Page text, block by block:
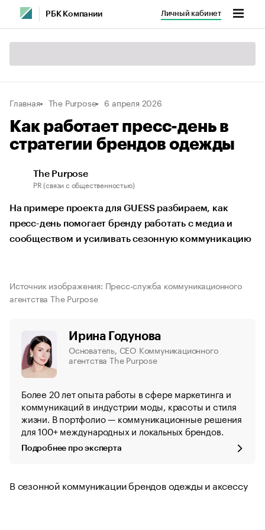
РБК Компании Личный кабинет
Главная The Purpose 6 апреля 2026
Как работает пресс-день в
стратегии брендов одежды
The Purpose
PR (связи с общественностью)
На примере проекта для GUESS разбираем, как
пресс-день помогает бренду работать с медиа и
сообществом и усиливать сезонную коммуникацию
Источник изображения: Пресс-служба коммуникационного
агентства The Purpose
Ирина Годунова
Основатель, CEO Коммуникационного
агентства The Purpose
Более 20 лет опыта работы в сфере маркетинга и
коммуникаций в индустрии моды, красоты и стиля
жизни. В портфолио — коммуникационные решения
для 100+ международных и локальных брендов.
Подробнее про эксперта
В сезонной коммуникации брендов одежды и аксессу